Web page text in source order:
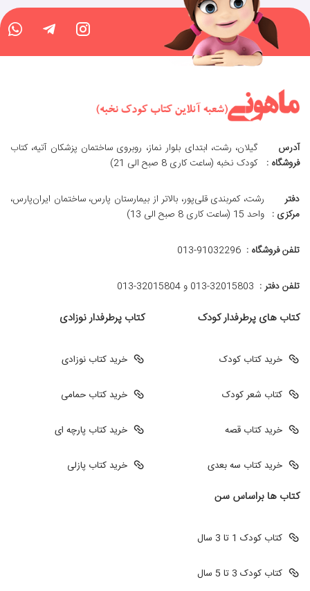
آدرس
فروشگاه :
گیلان، رشت، ابتدای بلوار نماز، روبروی ساختمان پزشکان آتیه، کتاب
کودک نخبه (ساعت کاری 8 صبح الی 21)
دفتر
مرکزی :
رشت، کمربندی قلی‌پور، بالاتر از بیمارستان پارس، ساختمان ایران‌پارس،
واحد 15 (ساعت کاری 8 صبح الی 13)
تلفن فروشگاه : 013-91032296
تلفن دفتر : 013-32015803 و 32015804-013
کتاب های پرطرفدار کودک
خرید کتاب کودک
کتاب شعر کودک
خرید کتاب قصه
خرید کتاب سه بعدی
کتاب پرطرفدار نوزادی
خرید کتاب نوزادی
خرید کتاب حمامی
خرید کتاب پارچه ای
خرید کتاب پازلی
کتاب ها براساس سن
کتاب کودک 1 تا 3 سال
کتاب کودک 3 تا 5 سال